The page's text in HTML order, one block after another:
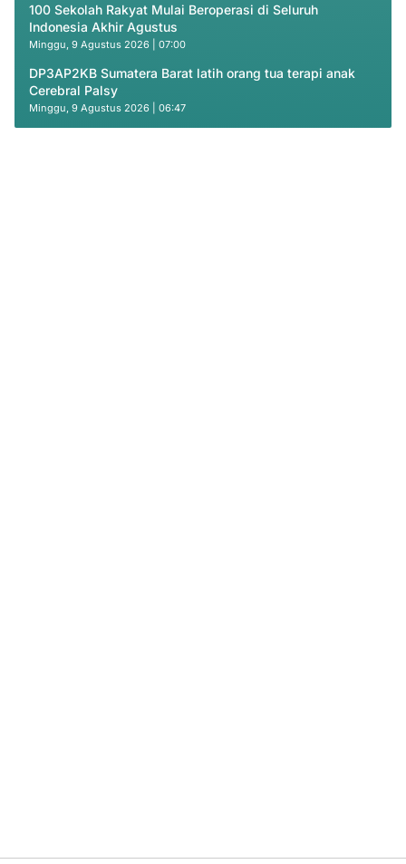
100 Sekolah Rakyat Mulai Beroperasi di Seluruh
Indonesia Akhir Agustus
Minggu, 9 Agustus 2026 | 07:00
DP3AP2KB Sumatera Barat latih orang tua terapi anak
Cerebral Palsy
Minggu, 9 Agustus 2026 | 06:47